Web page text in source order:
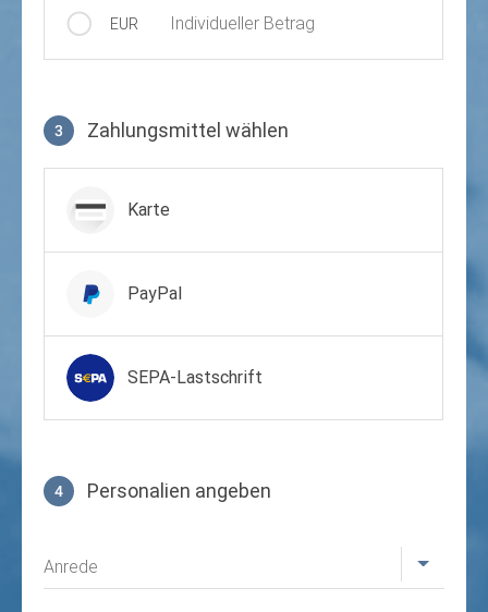
EUR Individueller Betrag
3 Zahlungsmittel wählen
Karte
PayPal
SEPA-Lastschrift
4 Personalien angeben
Anrede